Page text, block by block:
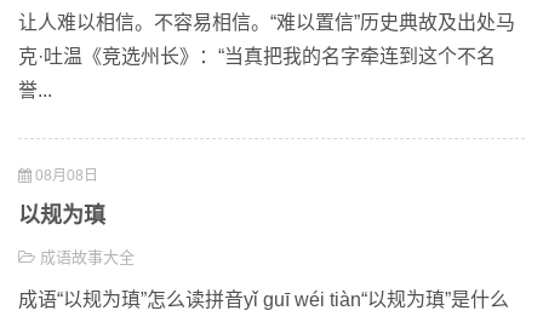
让人难以相信。不容易相信。“难以置信”历史典故及出处马
克·吐温《竞选州长》：“当真把我的名字牵连到这个不名
誉...
08月08日
以规为瑱
成语故事大全
成语“以规为瑱”怎么读拼音yǐ guī wéi tiàn“以规为瑱”是什么